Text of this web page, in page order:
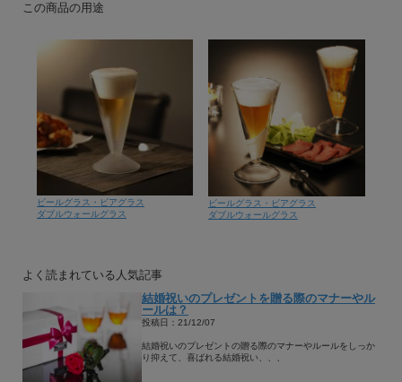
この商品の用途
ビールグラス・ビアグラス
ダブルウォールグラス
ビールグラス・ビアグラス
ダブルウォールグラス
よく読まれている人気記事
結婚祝いのプレゼントを贈る際のマナーやル
ールは？
投稿日：21/12/07
結婚祝いのプレゼントの贈る際のマナーやルールをしっか
り抑えて、喜ばれる結婚祝い、、、